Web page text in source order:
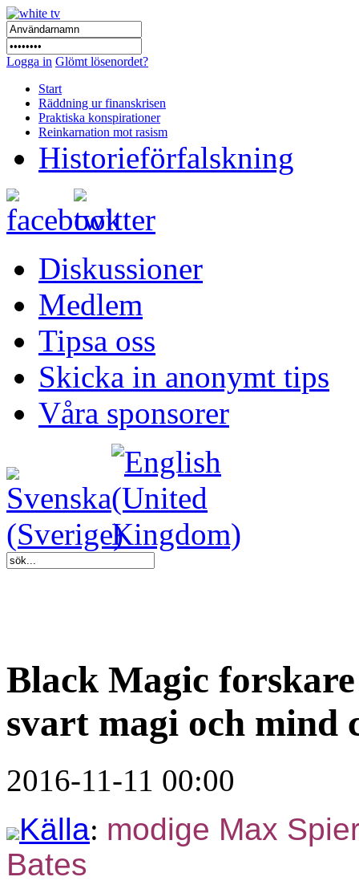
Logga in Glömt lösenordet?
Start
Räddning ur finanskrisen
Praktiska konspirationer
Reinkarnation mot rasism
Historieförfalskning
Diskussioner
Medlem
Tipsa oss
Skicka in anonymt tips
Våra sponsorer
Black Magic
svart magi och mind
2016-11-11 00:00
Källa: modige Max
Bates